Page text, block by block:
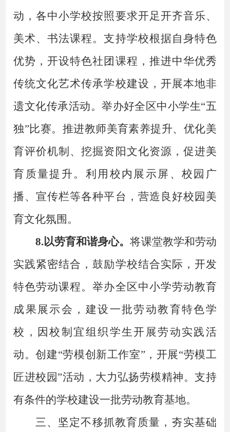
动，各中小学校按照要求开足开齐音乐、
美术、书法课程。支持学校根据自身特色
优势，开设特色社团课程，推进中华优秀
传统文化艺术传承学校建设，开展本地非
遗文化传承活动。举办好全区中小学生“五
独”比赛。推进教师美育素养提升、优化美
育评价机制、挖掘资阳文化资源，促进美
育质量提升。利用校内展示屏、校园广
播、宣传栏等各种平台，营造良好校园美
育文化氛围。
8.以劳育和谐身心。将课堂教学和劳动
实践紧密结合，鼓励学校结合实际，开发
特色劳动课程。举办全区中小学劳动教育
成果展示会，建设一批劳动教育特色学
校，因校制宜组织学生开展劳动实践活
动。创建“劳模创新工作室”，开展“劳模工
匠进校园”活动，大力弘扬劳模精神。支持
有条件的学校建设一批劳动教育基地。
三、坚定不移抓教育质量，夯实基础